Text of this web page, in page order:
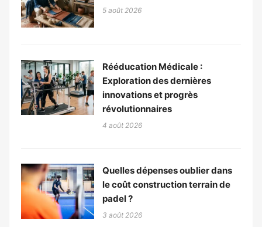
5 août 2026
Rééducation Médicale :
Exploration des dernières
innovations et progrès
révolutionnaires
4 août 2026
Quelles dépenses oublier dans
le coût construction terrain de
padel ?
3 août 2026